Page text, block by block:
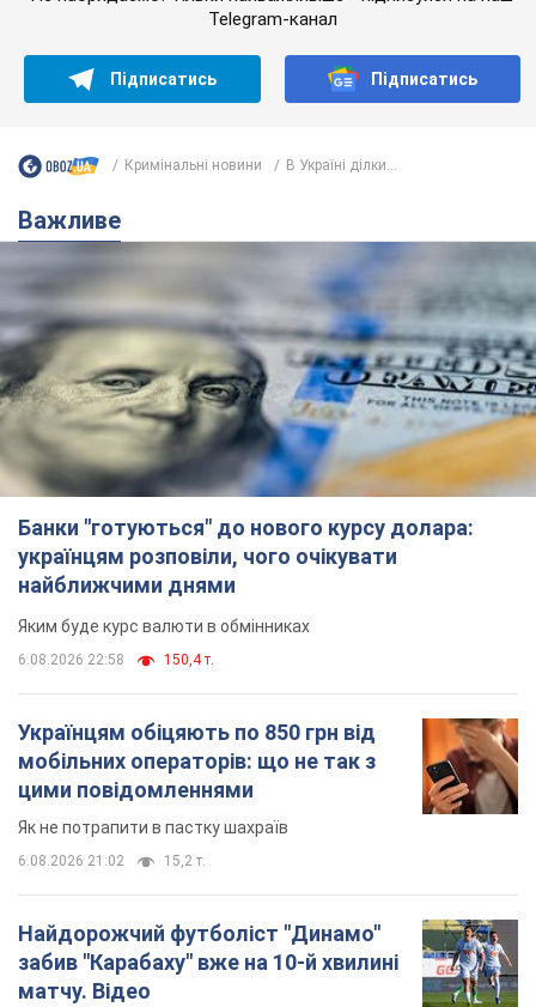
Банки "готуються" до нового курсу долара:
українцям розповіли, чого очікувати
найближчими днями
Яким буде курс валюти в обмінниках
6.08.2026 22:58 150,4 т.
Українцям обіцяють по 850 грн від
мобільних операторів: що не так з
цими повідомленнями
Як не потрапити в пастку шахраїв
6.08.2026 21:02 15,2 т.
Найдорожчий футболіст "Динамо"
забив "Карабаху" вже на 10-й хвилині
матчу. Відео
Поєдинок відбувається в Польщі
6.08.2026 20:48 6,5 т.